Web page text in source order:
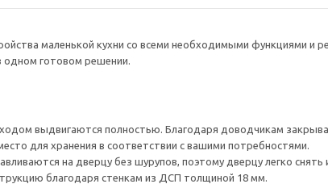
маленькой кухни со всеми необходимыми функциями и
одном готовом решении.
выдвигаются полностью. Благодаря доводчикам
для хранения в соответствии с вашими потребностями.
на дверцу без шурупов, поэтому дверцу легко снять
благодаря стенкам из ДСП толщиной 18 мм.